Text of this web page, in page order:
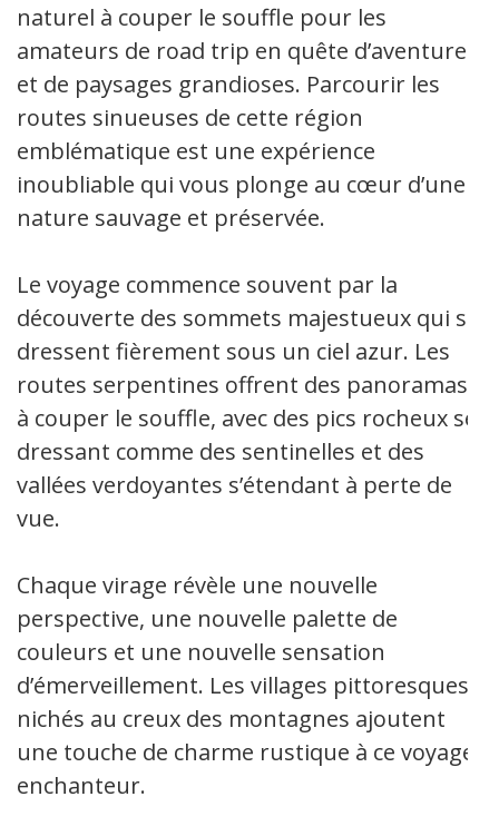
naturel à couper le souffle pour les
amateurs de road trip en quête d’aventure
et de paysages grandioses. Parcourir les
routes sinueuses de cette région
emblématique est une expérience
inoubliable qui vous plonge au cœur d’une
nature sauvage et préservée.
Le voyage commence souvent par la
découverte des sommets majestueux qui se
dressent fièrement sous un ciel azur. Les
routes serpentines offrent des panoramas
à couper le souffle, avec des pics rocheux se
dressant comme des sentinelles et des
vallées verdoyantes s’étendant à perte de
vue.
Chaque virage révèle une nouvelle
perspective, une nouvelle palette de
couleurs et une nouvelle sensation
d’émerveillement. Les villages pittoresques
nichés au creux des montagnes ajoutent
une touche de charme rustique à ce voyage
enchanteur.